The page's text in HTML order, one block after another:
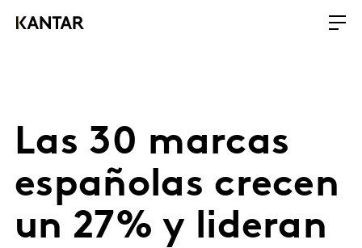
Las 30 marcas
españolas crecen
un 27% y lideran